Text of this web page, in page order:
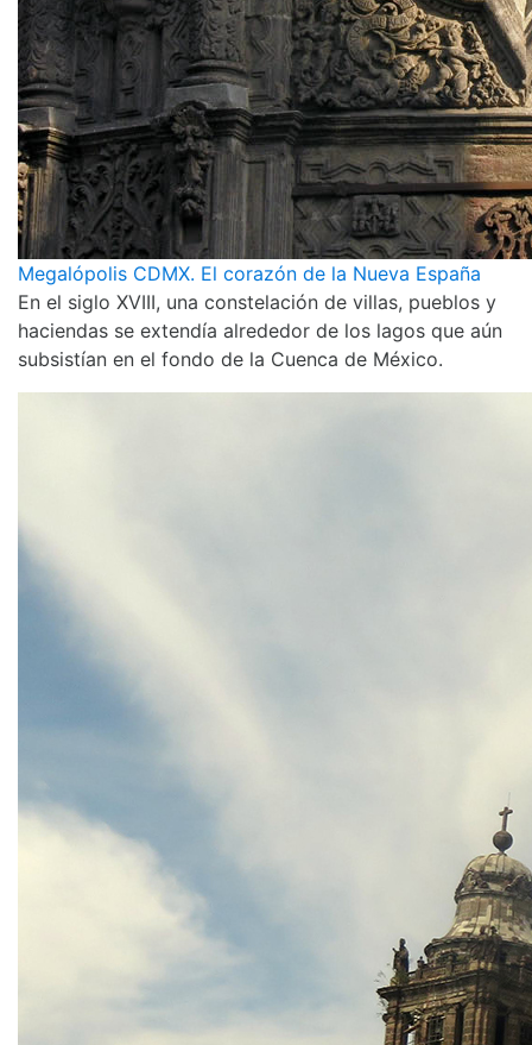
Megalópolis CDMX. El corazón de la Nueva España
En el siglo XVIII, una constelación de villas, pueblos y
haciendas se extendía alrededor de los lagos que aún
subsistían en el fondo de la Cuenca de México.